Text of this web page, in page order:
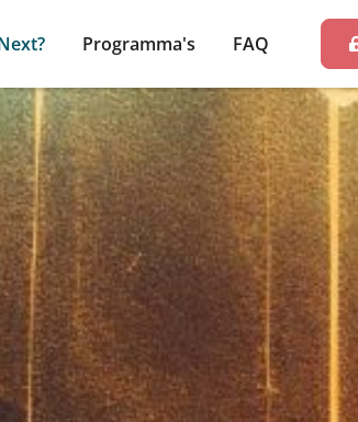
Programma's FAQ